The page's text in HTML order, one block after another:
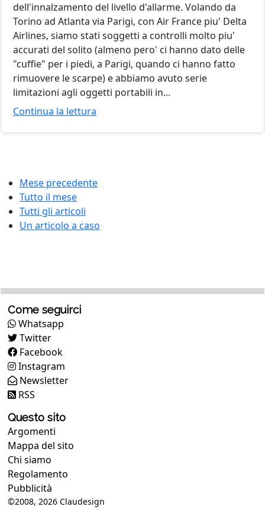
dell'innalzamento del livello d'allarme. Volando da
Torino ad Atlanta via Parigi, con Air France piu' Delta
Airlines, siamo stati soggetti a controlli molto piu'
accurati del solito (almeno pero' ci hanno dato delle
"cuffie" per i piedi, a Parigi, quando ci hanno fatto
rimuovere le scarpe) e abbiamo avuto serie
limitazioni agli oggetti portabili in...
Continua la lettura
Mese precedente
Tutto il mese
Tutti gli articoli
Un articolo a caso
Come seguirci
Whatsapp
Twitter
Facebook
Instagram
Newsletter
RSS
Questo sito
Argomenti
Mappa del sito
Chi siamo
Regolamento
Pubblicità
©2008, 2026 Claudesign